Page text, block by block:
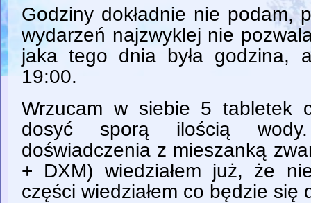
Godziny dokładnie nie podam,
wydarzeń najzwyklej nie
jaka tego dnia była godzina,
19:00.
Wrzucam w siebie 5 tabletek
dosyć sporą ilością
doświadczenia z mieszanką
+ DXM) wiedziałem już, że
części wiedziałem co będzie się